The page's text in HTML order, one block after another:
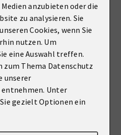
Mehr erfahren
anzubieten oder die
zu analysieren. Sie
Cookies, wenn Sie
nutzen. Um
eine Auswahl treffen.
Thema Datenschutz
unserer
entnehmen. Unter
gezielt Optionen ein